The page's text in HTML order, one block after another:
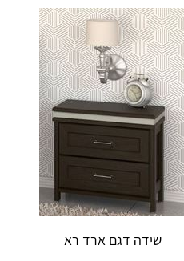
שידה דגם ארד רא